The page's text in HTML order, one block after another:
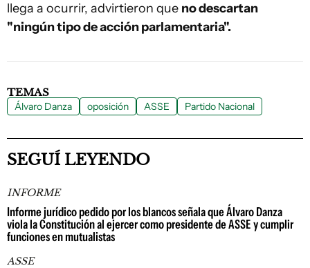
llega a ocurrir, advirtieron que no descartan
"ningún tipo de acción parlamentaria".
TEMAS
Álvaro Danza oposición ASSE Partido Nacional
SEGUÍ LEYENDO
INFORME
Informe jurídico pedido por los blancos señala que Álvaro Danza
viola la Constitución al ejercer como presidente de ASSE y cumplir
funciones en mutualistas
ASSE